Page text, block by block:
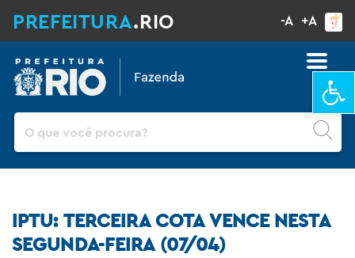
PREFEITURA.RIO -A +A
IPTU: TERCEIRA COTA VENCE NESTA
SEGUNDA-FEIRA (07/04)